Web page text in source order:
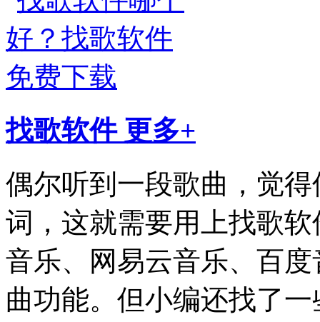
找歌软件 更多+
偶尔听到一段歌曲，觉
词，这就需要用上找歌
音乐、网易云音乐、百
曲功能。但小编还找了